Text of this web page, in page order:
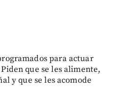
para actuar
que se les alimente,
y que se les acomode